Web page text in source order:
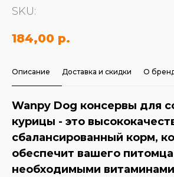
SKU:
184,00 р.
Описание Доставка и скидки О
Wanpy Dog консервы для
курицы - это
сбалансированный корм,
обеспечит вашего питомца
необходимыми